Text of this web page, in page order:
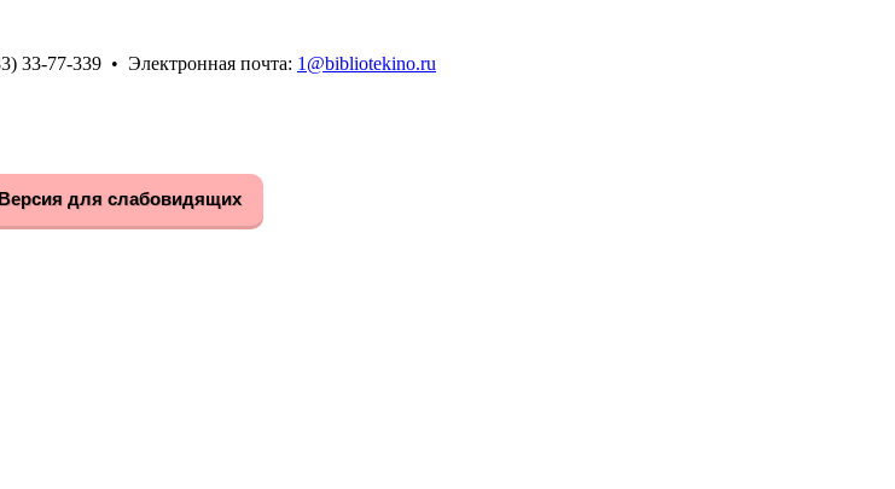
33-77-339 • Электронная почта: 1@bibliotekino.ru
Версия для слабовидящих